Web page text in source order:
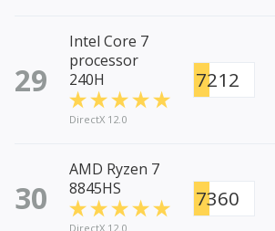
29
Intel Core 7
processor
240H
DirectX 12.0
7212
30
AMD Ryzen 7
8845HS
DirectX 12.0
7360